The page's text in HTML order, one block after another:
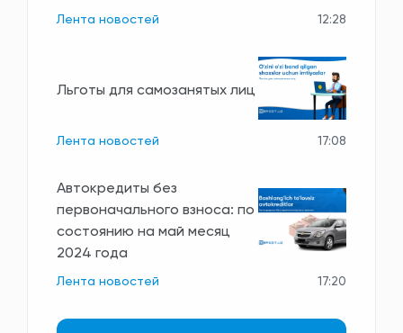
Лента новостей 12:28
Льготы для самозанятых лиц
Лента новостей 17:08
Автокредиты без
первоначального взноса: по
состоянию на май месяц
2024 года
Лента новостей 17:20